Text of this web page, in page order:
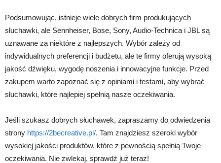
Podsumowując, istnieje wiele dobrych firm produkujących
słuchawki, ale Sennheiser, Bose, Sony, Audio-Technica i JBL są
uznawane za niektóre z najlepszych. Wybór zależy od
indywidualnych preferencji i budżetu, ale te firmy oferują wysoką
jakość dźwięku, wygodę noszenia i innowacyjne funkcje. Przed
zakupem warto zapoznać się z opiniami i testami, aby wybrać
słuchawki, które najlepiej spełnią nasze oczekiwania.
Jeśli szukasz dobrych słuchawek, zapraszamy do odwiedzenia
strony https://2becreative.pl/. Tam znajdziesz szeroki wybór
wysokiej jakości produktów, które z pewnością spełnią Twoje
oczekiwania. Nie zwlekaj, sprawdź już teraz!